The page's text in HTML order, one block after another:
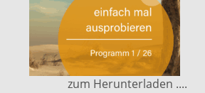
zum Herunterladen ....